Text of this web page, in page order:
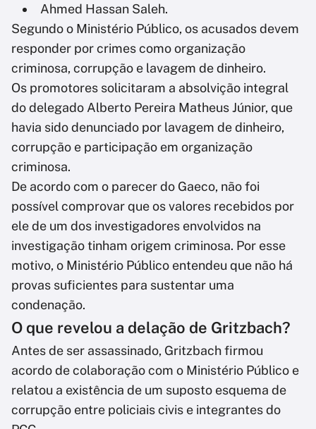
Ahmed Hassan Saleh.
Segundo o Ministério Público, os acusados devem
responder por crimes como organização
criminosa, corrupção e lavagem de dinheiro.
Os promotores solicitaram a absolvição integral
do delegado Alberto Pereira Matheus Júnior, que
havia sido denunciado por lavagem de dinheiro,
corrupção e participação em organização
criminosa.
De acordo com o parecer do Gaeco, não foi
possível comprovar que os valores recebidos por
ele de um dos investigadores envolvidos na
investigação tinham origem criminosa. Por esse
motivo, o Ministério Público entendeu que não há
provas suficientes para sustentar uma
condenação.
O que revelou a delação de Gritzbach?
Antes de ser assassinado, Gritzbach firmou
acordo de colaboração com o Ministério Público e
relatou a existência de um suposto esquema de
corrupção entre policiais civis e integrantes do